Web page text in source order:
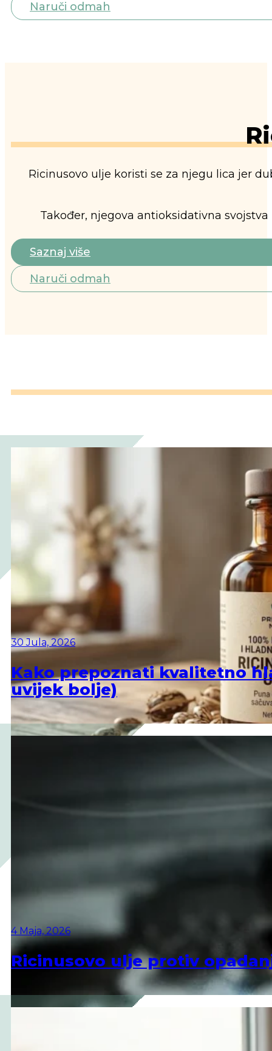
Naruči odmah
Ricinusovo ulje koristi se za njegu lica jer
Također, njegova antioksidativna
Saznaj više
Naruči odmah
30 Jula, 2026
Kako prepoznati kvalitetno
uvijek bolje)
4 Maja, 2026
Ricinusovo ulje protiv